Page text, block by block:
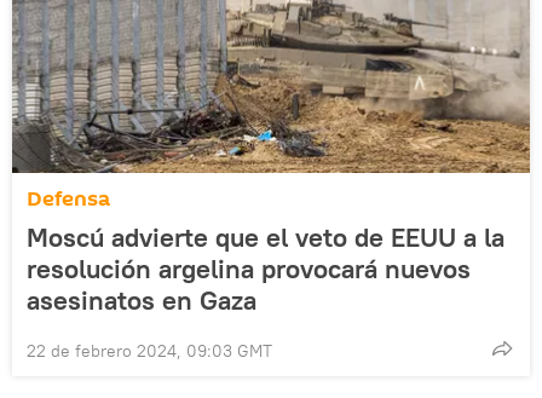
Defensa
Moscú advierte que el veto de EEUU a la
resolución argelina provocará nuevos
asesinatos en Gaza
22 de febrero 2024, 09:03 GMT